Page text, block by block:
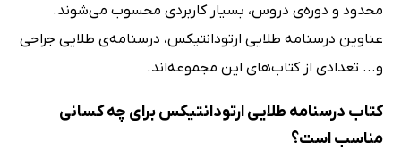
محدود و دوره‌ی دروس، بسیار کاربردی محسوب می‌شوند.
عناوین درسنامه طلایی ارتودانتیکس، درسنامه‌ی طلایی جراحی
و... تعدادی از کتاب‌های این مجموعه‌اند.
کتاب درسنامه طلایی ارتودانتیکس برای چه کسانی
مناسب است؟